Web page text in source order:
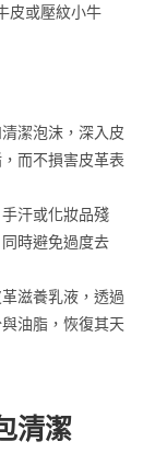
皮或壓紋小牛
潔泡沫，深入皮
而不損害皮革表
汗或化妝品殘
時避免過度去
滋養乳液，透過
油脂，恢復其天
清潔